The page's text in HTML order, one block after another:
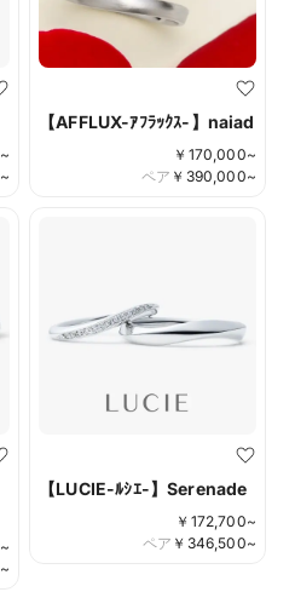
~
~
【AFFLUX-ｱﾌﾗｯｸｽ-】naiad
￥ 170,000~
￥ 390,000~
ペア
~
~
【LUCIE-ﾙｼｴ-】Serenade
￥ 172,700~
￥ 346,500~
ペア